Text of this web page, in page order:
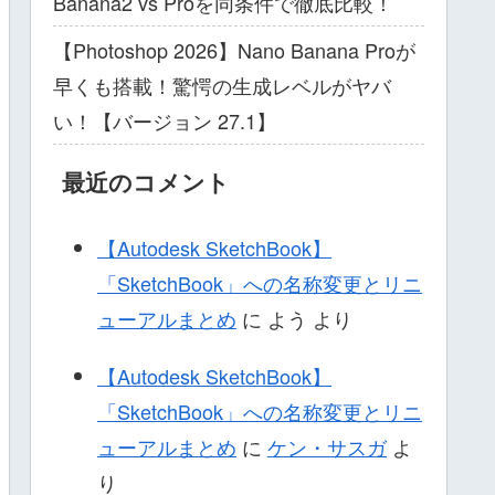
【Photoshop 2026】Nano Banana Proが
早くも搭載！驚愕の生成レベルがヤバ
い！【バージョン 27.1】
最近のコメント
【Autodesk SketchBook】
「SketchBook」への名称変更とリニ
ューアルまとめ に よう より
【Autodesk SketchBook】
「SketchBook」への名称変更とリニ
ューアルまとめ に ケン・サスガよ
り